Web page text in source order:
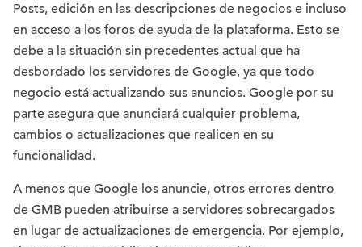
Posts, edición en las descripciones de negocios e incluso
en acceso a los foros de ayuda de la plataforma. Esto se
debe a la situación sin precedentes actual que ha
desbordado los servidores de Google, ya que todo
negocio está actualizando sus anuncios. Google por su
parte asegura que anunciará cualquier problema,
cambios o actualizaciones que realicen en su
funcionalidad.
A menos que Google los anuncie, otros errores dentro
de GMB pueden atribuirse a servidores sobrecargados
en lugar de actualizaciones de emergencia. Por ejemplo,